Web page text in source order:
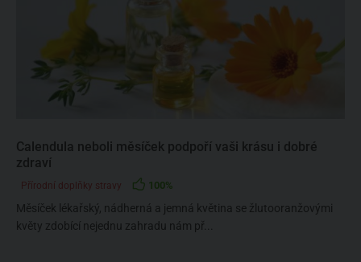
Calendula neboli měsíček podpoří vaši krásu i dobré
zdraví
Přírodní doplňky stravy 100%
Měsíček lékařský, nádherná a jemná květina se žlutooranžovými
květy zdobící nejednu zahradu nám př...